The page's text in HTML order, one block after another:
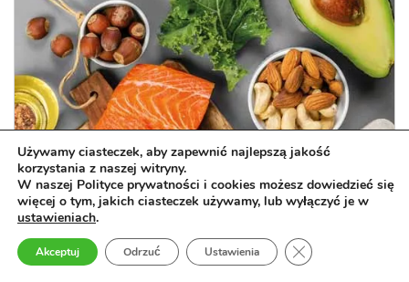
Ketogeniczne superpaliwo
Zdrowe tłuszcze na zwiększenie odporności, zrzucenie
Używamy ciasteczek, aby zapewnić najlepszą jakość
korzystania z naszej witryny.
W naszej Polityce prywatności i cookies możesz dowiedzieć się
więcej o tym, jakich ciasteczek używamy, lub wyłączyć je w
ustawieniach.
Akceptuj Odrzuć Ustawienia Zamknij panel